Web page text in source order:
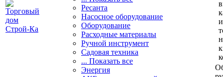
Ресанта
Насосное оборудование
Оборудование
Расходные материалы
Ручной инструмент
Садовая техника
... Показать все
Энергия